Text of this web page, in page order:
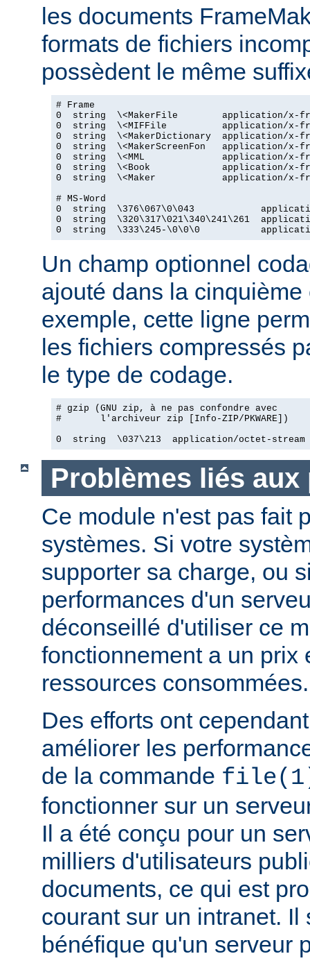
les documents
formats de fichiers
possèdent le même
# Frame
0  string  \<MakerFile        application/x-
0  string  \<MIFFile          application/x-
0  string  \<MakerDictionary  application/x-
0  string  \<MakerScreenFon   application/x-
0  string  \<MML              application/x-
0  string  \<Book             application/x-
0  string  \<Maker            application/x-
# MS-Word
0  string  \376\067\0\043
0  string  \320\317\021\340\241\261
0  string  \333\245-\0\0\0
Un champ optionnel
ajouté dans la
exemple, cette ligne
les fichiers compressés
le type de codage.
# gzip (GNU zip, à ne pas confondre avec
#       l'archiveur zip [Info-ZIP/PKWARE])
0  string  \037\213  application/octet-stream
Problèmes liés
Ce module n'est pas fait
systèmes. Si votre
supporter sa charge, ou
performances d'un
déconseillé d'utiliser ce
fonctionnement a un prix
ressources consommées.
Des efforts ont
améliorer les
de la commande
fonctionner sur un
Il a été conçu pour un
milliers d'utilisateurs
documents, ce qui est
courant sur un intranet. Il
bénéfique qu'un serveur